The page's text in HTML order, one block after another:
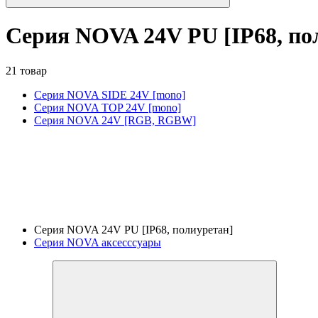
Серия NOVA 24V PU [IP68,
21 товар
Серия NOVA SIDE 24V [mono]
Серия NOVA TOP 24V [mono]
Серия NOVA 24V [RGB, RGBW]
Серия NOVA 24V PU [IP68, полиуретан]
Серия NOVA аксесссуары